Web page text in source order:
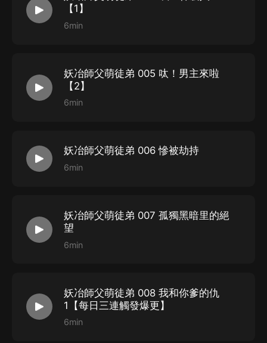
於是他終於知道，自己原來是個自己最看不起的小人。
他說：……嗯，還是不大合適，我還是你舅舅呢。
她說：有什麼不合適，那些人太煩，我找他們不如找
他說：這個……不大好吧。
逐聲：週霽雪
蘇沈：陳焱、玄明、孫德、陰無晴、縣太爺
【1】
6min
妖冶師父萌徒弟 005 呔！男主來啦
【2】
6min
妖冶師父萌徒弟 006 慘被劫持
6min
妖冶師父萌徒弟 007 孤獨黑暗里的絕
望
6min
妖冶師父萌徒弟 008 我和你爹的仇
1【每日三連觸發爆更】
6min